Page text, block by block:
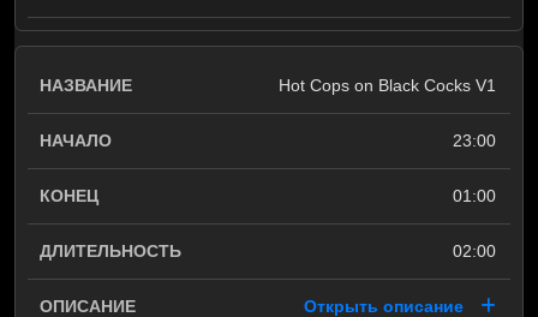
Hot Cops on Black Cocks V1
23:00
01:00
02:00
Открыть описание